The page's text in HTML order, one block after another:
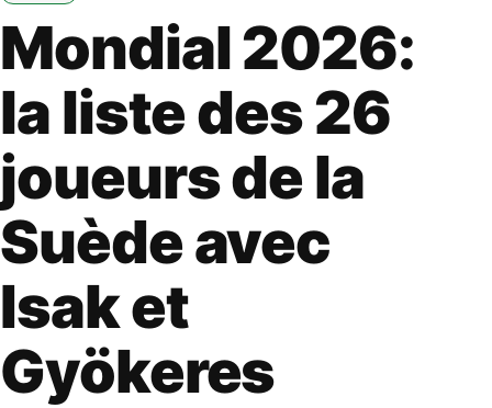
Mondial 2026:
la liste des 26
joueurs de la
Suède avec
Isak et
Gyökeres